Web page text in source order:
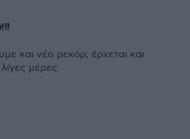
και νέο ρεκόρ; έρχεται και
μέρες.